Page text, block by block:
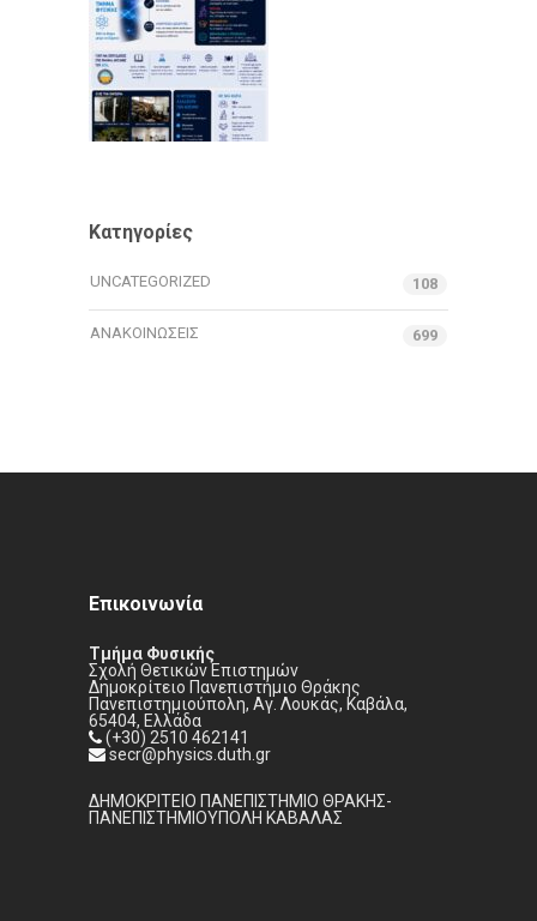
Κατηγορίες
UNCATEGORIZED 108
ΑΝΑΚΟΙΝΏΣΕΙΣ 699
Επικοινωνία
Τμήμα Φυσικής
Σχολή Θετικών Επιστημών
Δημοκρίτειο Πανεπιστήμιο Θράκης
Πανεπιστημιούπολη, Αγ. Λουκάς, Καβάλα,
65404, Ελλάδα
(+30) 2510 462141
secr@physics.duth.gr
ΔΗΜΟΚΡΙΤΕΙΟ ΠΑΝΕΠΙΣΤΗΜΙΟ ΘΡΑΚΗΣ-
ΠΑΝΕΠΙΣΤΗΜΙΟΥΠΟΛΗ ΚΑΒΑΛΑΣ